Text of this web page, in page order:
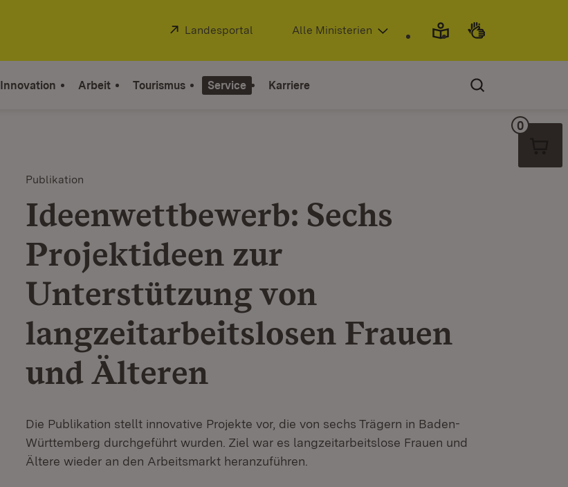
Extern:
Landesportal (Öffnet in neuem Fenster)
Alle Ministerien
Innovation Arbeit Tourismus Service Karriere
Publikation
Ideenwettbewerb: Sechs
Projektideen zur
Unterstützung von
langzeitarbeitslosen Frauen
und Älteren
Die Publikation stellt innovative Projekte vor, die von sechs Trägern in Baden-
Württemberg durchgeführt wurden. Ziel war es langzeitarbeitslose Frauen und
Ältere wieder an den Arbeitsmarkt heranzuführen.
0